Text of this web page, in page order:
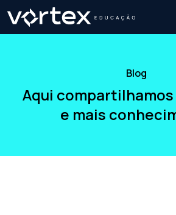
Blog
Aqui
e mais